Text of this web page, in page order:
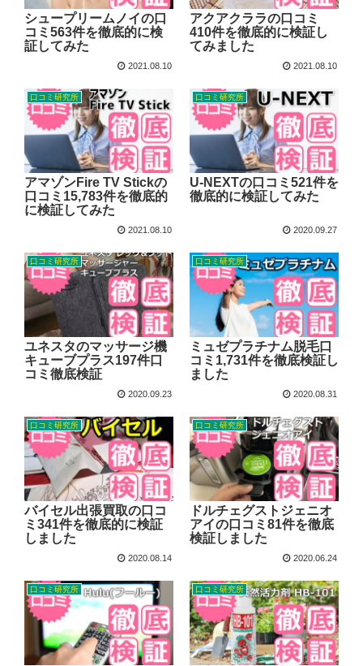
シュープリームノイの口
コミ563件を徹底的に検
証してみた
2021.08.10
アクアクララの口コミ
410件を徹底的に検証し
てみました
2021.08.10
口コミ研究所
アマゾンFire TV Stickの
口コミ15,783件を徹底的
に検証してみた
2021.08.10
口コミ研究所
U-NEXTの口コミ521件を
徹底的に検証してみた
2020.09.27
口コミ研究所
ユネスタのマッサージ機
キューブプラス197件口
コミ徹底検証
2020.09.23
口コミ研究所
ミュゼプラチナム脱毛口
コミ1,731件を徹底検証し
ました
2020.08.31
口コミ研究所
バイセル出張買取の口コ
ミ341件を徹底的に検証
しました
2020.08.14
口コミ研究所
ドルチェグストジェニオ
アイの口コミ81件を徹底
検証しました
2020.06.24
口コミ研究所 口コミ研究所